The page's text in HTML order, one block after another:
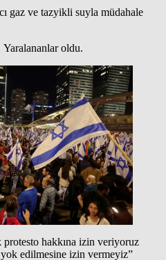
gaz ve tazyikli suyla müdahale
Yaralananlar oldu.
hakkına izin veriyoruz
edilmesine izin vermeyiz”